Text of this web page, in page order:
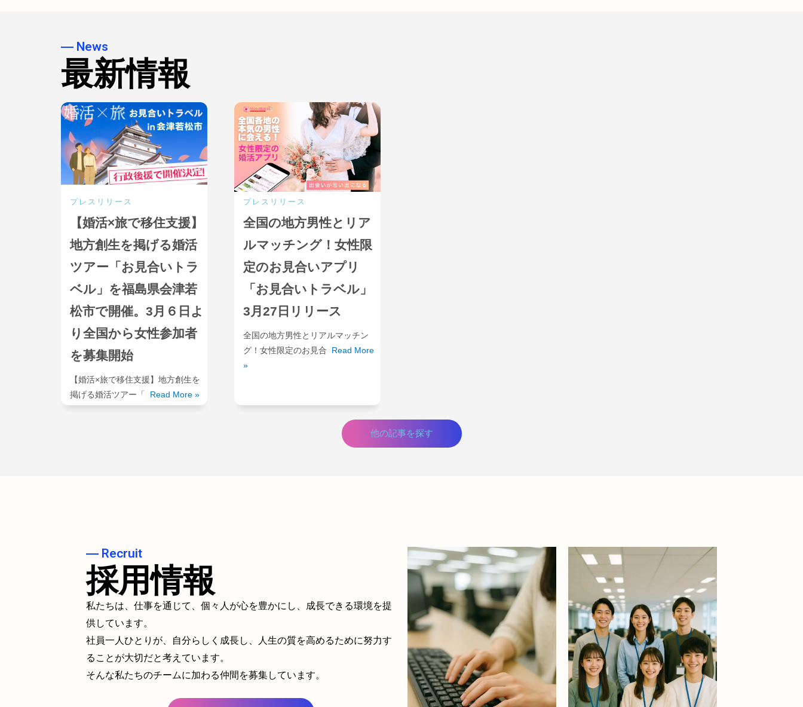
― News
最新情報
プレスリリース
【婚活×旅で移住支援】
地方創生を掲げる婚活
ツアー「お見合いトラ
ベル」を福島県会津若
松市で開催。3月６日よ
り全国から女性参加者
を募集開始
【婚活×旅で移住支援】地方創生を
掲げる婚活ツアー「
Read More »
プレスリリース
全国の地方男性とリア
ルマッチング！女性限
定のお見合いアプリ
「お見合いトラベル」
3月27日リリース
全国の地方男性とリアルマッチン
グ！女性限定のお見合 Read More
»
他の記事を探す
― Recruit
採用情報
私たちは、仕事を通じて、個々人が心を豊かにし、成長できる環境を提
供しています。
社員一人ひとりが、自分らしく成長し、人生の質を高めるために努力す
ることが大切だと考えています。
そんな私たちのチームに加わる仲間を募集しています。